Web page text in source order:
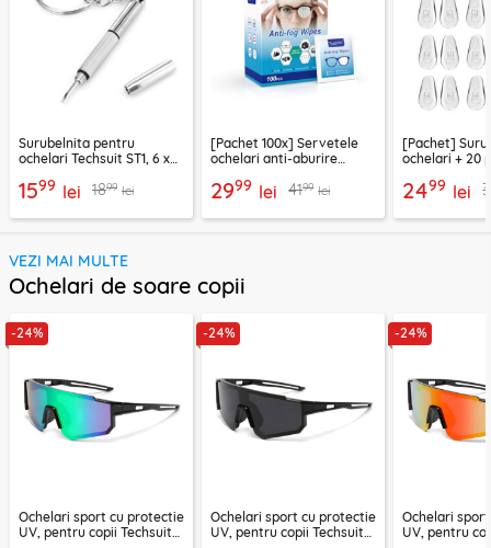
Surubelnita pentru
ochelari Techsuit ST1, 6 x
1599 lei 1899 lei
[Pachet 100x] Servetele
ochelari anti-aburire
2999 lei 4199 lei
[Pachet]
ochelari + 20
ST1
2499 lei
VEZI MAI MULTE
Ochelari de soare copii
-24%
Ochelari sport cu protectie
UV, pentru copii Techsuit
-24%
Ochelari sport cu protectie
UV, pentru copii Techsuit
-24%
Ochelari
UV, pentru